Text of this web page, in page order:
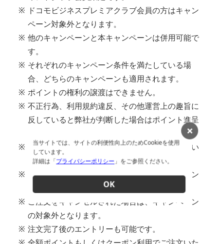
※ ドコモビジネスプレミアクラブ会員の方はキャン
ペーン対象外となります。
※ 他のキャンペーンと本キャンペーンは併用可能で
す。
※ それぞれのキャンペーン条件を満たしている場
合、どちらのキャンペーンも適用されます。
※ ポイントの権利の譲渡はできません。
※ 不正行為、利用規約違反、その他運営上の趣旨に
反していると弊社が判断した場合はポイント進呈
※
このキャンペーンは予告無く変更・中止させてい
ただく場合がございます。
※
ショッピングのメンテナンスなどの関係でキャン
ペーンに参加できない場合がございます。
※ ご注文をキャンセルされた場合は、キャンペーン
の対象外となります。
※ 注文完了後のエントリーも可能です。
当サイトでは、サイトの利便性向上のためCookieを使用
しています。
詳細は「プライバシーポリシー」をご参照ください。
OK